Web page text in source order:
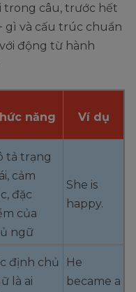
câu, trước hết
gì và cấu trúc chuẩn
động từ hành
năng Ví dụ
tả trạng
cảm
đặc
của
ngữ
She is
happy.
định chủ
là ai
He
became a